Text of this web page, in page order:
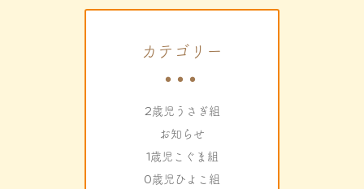
カテゴリー
2歳児うさぎ組
お知らせ
1歳児こぐま組
0歳児ひよこ組